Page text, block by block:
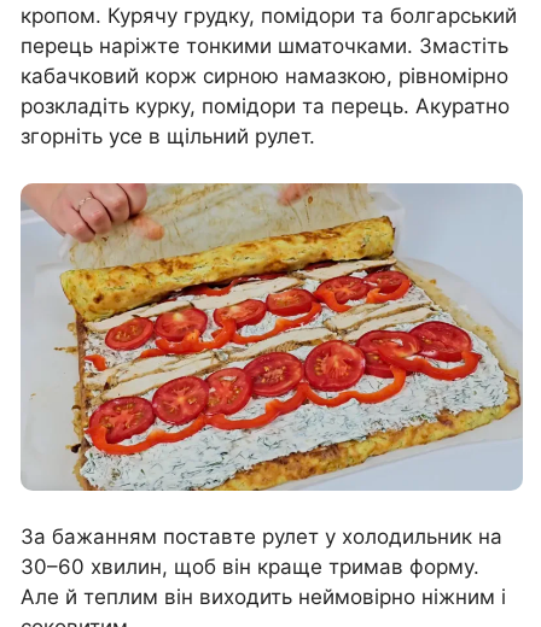
кропом. Курячу грудку, помідори та болгарський
перець наріжте тонкими шматочками. Змастіть
кабачковий корж сирною намазкою, рівномірно
розкладіть курку, помідори та перець. Акуратно
згорніть усе в щільний рулет.
За бажанням поставте рулет у холодильник на
30–60 хвилин, щоб він краще тримав форму.
Але й теплим він виходить неймовірно ніжним і